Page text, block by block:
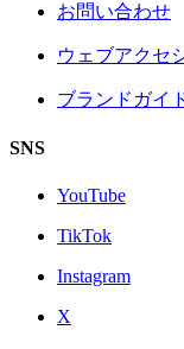
お問い合わせ
ウェブアクセ
ブランドガイ
SNS
YouTube
TikTok
Instagram
X